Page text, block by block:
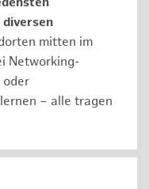
mitten im
Networking-
oder
– alle tragen